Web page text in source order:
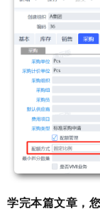
学完本篇文章，